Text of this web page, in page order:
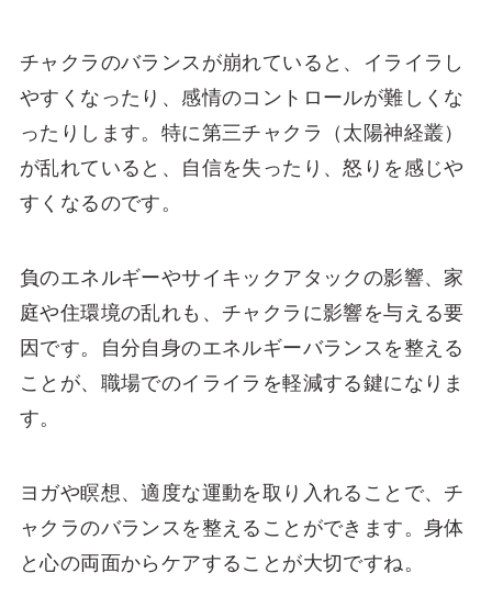
チャクラのバランスが崩れていると、イライラし
やすくなったり、感情のコントロールが難しくな
ったりします。特に第三チャクラ（太陽神経叢）
が乱れていると、自信を失ったり、怒りを感じや
すくなるのです。
負のエネルギーやサイキックアタックの影響、家
庭や住環境の乱れも、チャクラに影響を与える要
因です。自分自身のエネルギーバランスを整える
ことが、職場でのイライラを軽減する鍵になりま
す。
ヨガや瞑想、適度な運動を取り入れることで、チ
ャクラのバランスを整えることができます。身体
と心の両面からケアすることが大切ですね。